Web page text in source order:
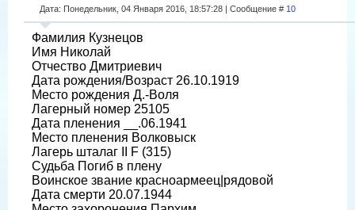
Дата: Понедельник, 04 Января 2016, 18:57:28 | Сообщение # 10
Фамилия Кузнецов
Имя Николай
Отчество Дмитриевич
Дата рождения/Возраст 26.10.1919
Место рождения Д.-Воля
Лагерный номер 25105
Дата пленения __.06.1941
Место пленения Волковыск
Лагерь шталаг II F (315)
Судьба Погиб в плену
Воинское звание красноармеец|рядовой
Дата смерти 20.07.1944